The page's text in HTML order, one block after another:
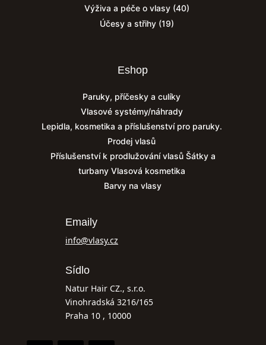
Výživa a péče o vlasy (40)
Účesy a střihy (19)
Eshop
Paruky, příčesky a culíky
Vlasové systémy/náhrady
Lepidla, kosmetika a příslušenství pro paruky.
Prodej vlasů
Příslušenství k prodlužování vlasů Šátky a
turbany Vlasová kosmetika
Barvy na vlasy
Emaily
info@vlasy.cz
Sídlo
Natur Hair CZ., s.r.o.
Vinohradská 3216/165
Praha 10 , 10000